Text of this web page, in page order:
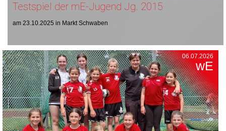
Testspiel der mE-Jugend Jg. 2015
am 23.10.2025 in Markt Schwaben
06.07.2026
wE